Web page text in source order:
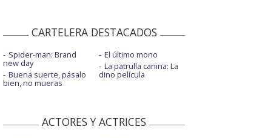
CARTELERA DESTACADOS
Spider-man: Brand
new day
Buena suerte, pásalo
bien, no mueras
El último mono
La patrulla canina: La
dino película
ACTORES Y ACTRICES